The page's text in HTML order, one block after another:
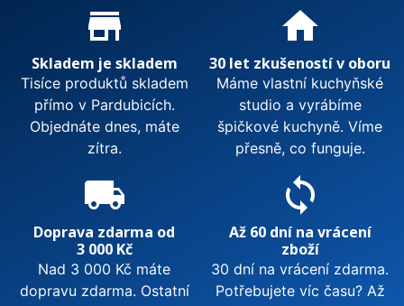
Proč nakupovat u nás?
store_mall_directory
Skladem je skladem
Tisíce produktů skladem
přímo v Pardubicích.
Objednáte dnes, máte
zítra.
home
30 let zkušeností v oboru
Máme vlastní kuchyňské
studio a vyrábíme
špičkové kuchyně. Víme
přesně, co funguje.
local_shipping
Doprava zdarma od
3 000 Kč
Nad 3 000 Kč máte
dopravu zdarma. Ostatní
sync
Až 60 dní na vrácení
zboží
30 dní na vrácení zdarma.
Potřebujete víc času? Až